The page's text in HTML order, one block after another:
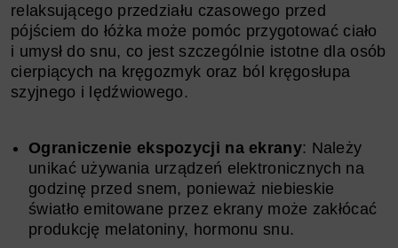
relaksującego przedziału czasowego przed
pójściem do łóżka może pomóc przygotować ciało
i umysł do snu, co jest szczególnie istotne dla osób
cierpiących na kręgozmyk oraz ból kręgosłupa
szyjnego i lędźwiowego.
Ograniczenie ekspozycji na ekrany: Należy
unikać używania urządzeń elektronicznych na
godzinę przed snem, ponieważ niebieskie
światło emitowane przez ekrany może zakłócać
produkcję melatoniny, hormonu snu.